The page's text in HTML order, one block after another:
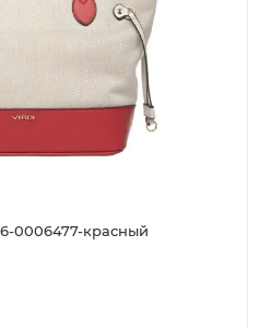
16-0006477-красный